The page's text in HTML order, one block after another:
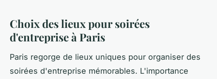
Choix des lieux pour soirées
d'entreprise à Paris
Paris regorge de lieux uniques pour organiser des
soirées d'entreprise mémorables. L'importance